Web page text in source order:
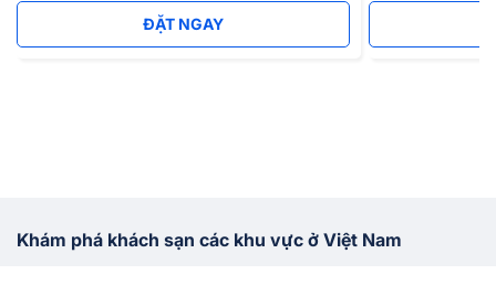
ĐẶT NGAY
Khám phá khách sạn các khu vực ở Việt Nam